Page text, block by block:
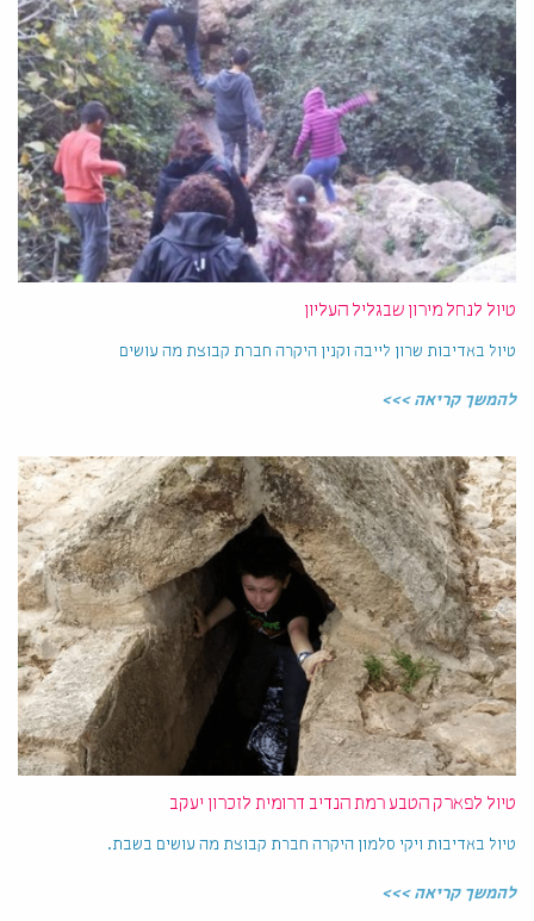
טיול לנחל מירון שבגליל העליון
טיול באדיבות שרון לייבה וקנין היקרה חברת קבוצת מה עושים
להמשך קריאה >>>
טיול לפארק הטבע רמת הנדיב דרומית לזכרון יעקב
טיול באדיבות ויקי סלמון היקרה חברת קבוצת מה עושים בשבת.
להמשך קריאה >>>